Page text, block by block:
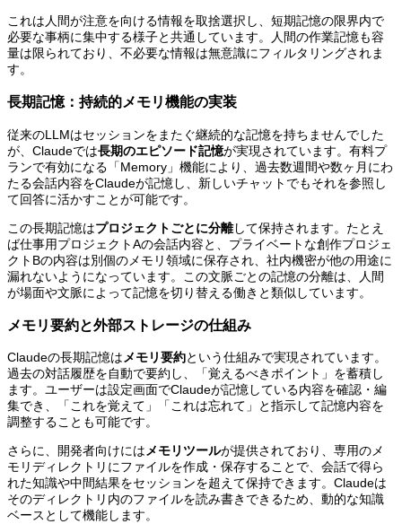
これは人間が注意を向ける情報を取捨選択し、短期記憶の限界内で
必要な事柄に集中する様子と共通しています。人間の作業記憶も容
量は限られており、不必要な情報は無意識にフィルタリングされま
す。
長期記憶：持続的メモリ機能の実装
従来のLLMはセッションをまたぐ継続的な記憶を持ちませんでした
が、Claudeでは長期のエピソード記憶が実現されています。有料プ
ランで有効になる「Memory」機能により、過去数週間や数ヶ月にわ
たる会話内容をClaudeが記憶し、新しいチャットでもそれを参照し
て回答に活かすことが可能です。
この長期記憶はプロジェクトごとに分離して保持されます。たとえ
ば仕事用プロジェクトAの会話内容と、プライベートな創作プロジェ
クトBの内容は別個のメモリ領域に保存され、社内機密が他の用途に
漏れないようになっています。この文脈ごとの記憶の分離は、人間
が場面や文脈によって記憶を切り替える働きと類似しています。
メモリ要約と外部ストレージの仕組み
Claudeの長期記憶はメモリ要約という仕組みで実現されています。
過去の対話履歴を自動で要約し、「覚えるべきポイント」を蓄積し
ます。ユーザーは設定画面でClaudeが記憶している内容を確認・編
集でき、「これを覚えて」「これは忘れて」と指示して記憶内容を
調整することも可能です。
さらに、開発者向けにはメモリツールが提供されており、専用のメ
モリディレクトリにファイルを作成・保存することで、会話で得ら
れた知識や中間結果をセッションを超えて保持できます。Claudeは
そのディレクトリ内のファイルを読み書きできるため、動的な知識
ベースとして機能します。